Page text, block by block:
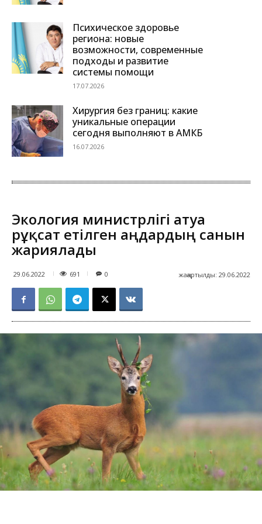
Психическое здоровье
региона: новые
возможности, современные
подходы и развитие
системы помощи
17.07.2026
Хирургия без границ: какие
уникальные операции
сегодня выполняют в АМКБ
16.07.2026